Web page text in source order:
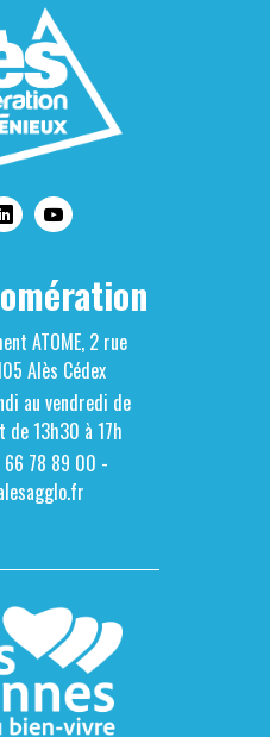
ATOME, 2 rue
Alès Cédex
au vendredi de
de 13h30 à 17h
78 89 00 -